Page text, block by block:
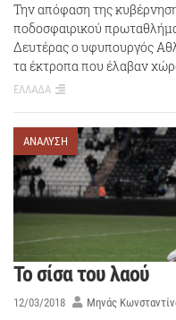
Την απόφαση της
ποδοσφαιρικού
Δευτέρας ο υφυπουργός
τα έκτροπα που έλαβαν
ΕΛΛΑΔΑ
ΑΝΑΛΥΣΗ
Το σίσα του λαού
12/03/2018 Μηνάς